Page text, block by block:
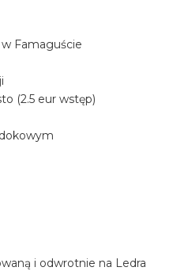
Famaguście
(2.5 eur wstęp)
i odwrotnie na Ledra